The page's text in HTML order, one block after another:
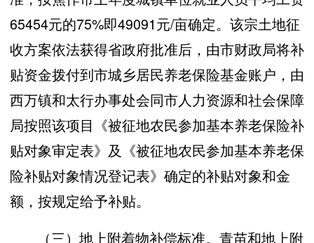
65454元的75%即49091元/亩确定。该宗土地征
收方案依法获得省政府批准后，由市财政局将补
贴资金拨付到市城乡居民养老保险基金账户，由
西万镇和太行办事处会同市人力资源和社会保障
局按照该项目《被征地农民参加基本养老保险补
贴对象审定表》及《被征地农民参加基本养老保
险补贴对象情况登记表》确定的补贴对象和金
额，按规定给予补贴。
（三）地上附着物补偿标准。青苗和地上附